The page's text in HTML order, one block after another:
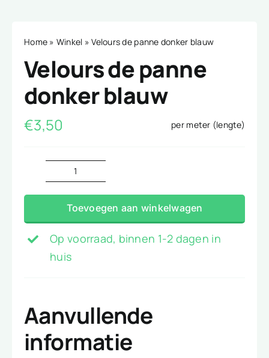
Home » Winkel »Velours de panne donker blauw
Velours de panne
donker blauw
€3,50 per meter (lengte)
Velours
de
panne
donker
blauw
Toevoegen aan winkelwagen
Op voorraad, binnen 1-2 dagen in
huis
Aanvullende
informatie